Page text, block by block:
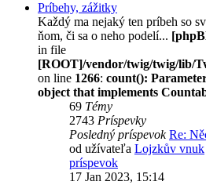
Príbehy, zážitky
Každý ma nejaký ten príbeh so
ňom, či sa o neho podelí...
in file
[ROOT]/vendor/twig/twig/lib/
on line 1266: count():
object that implements
69 Témy
2743 Príspevky
Posledný príspevok Re:
od užívateľa Lojzkův vnuk
príspevok
17 Jan 2023, 15:14